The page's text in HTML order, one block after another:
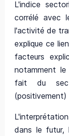
L'indice
corrélé avec
l'activité de
explique ce
facteurs
notamment
fait du
(positivement)
dans le futur,